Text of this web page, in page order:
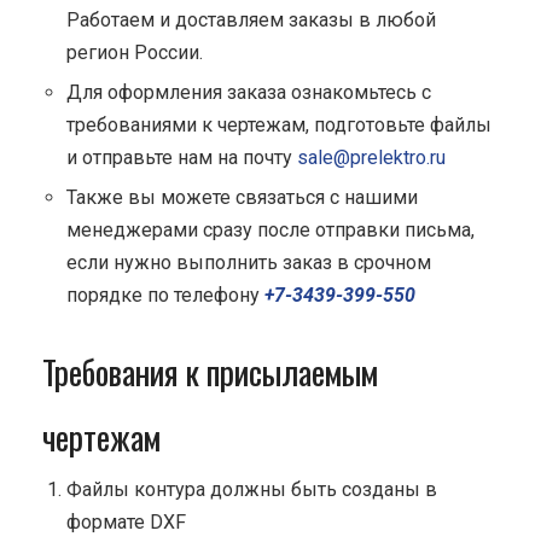
Работаем и доставляем заказы в любой
регион России.
Для оформления заказа ознакомьтесь с
требованиями к чертежам, подготовьте файлы
и отправьте нам на почту sale@prelektro.ru
Также вы можете связаться с нашими
менеджерами сразу после отправки письма,
если нужно выполнить заказ в срочном
порядке по телефону +7-3439-399-550
Требования к присылаемым
чертежам
Файлы контура должны быть созданы в
формате DXF